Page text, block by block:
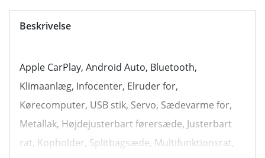
Beskrivelse
Apple CarPlay, Android Auto, Bluetooth,
Klimaanlæg, Infocenter, Elruder for,
Kørecomputer, USB stik, Servo, Sædevarme for,
Metallak, Højdejusterbart førersæde, Justerbart
rat, Kopholder, Splitbagsæde, Multifunktionsrat,